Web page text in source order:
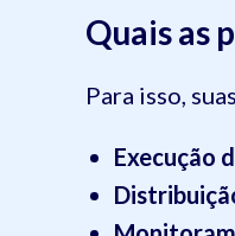
Quais as
Para isso,
Execução